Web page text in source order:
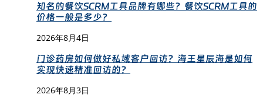
知名的餐饮SCRM工具品牌有哪些？餐饮SCRM工具的
价格一般是多少？
2026年8月4日
门诊药房如何做好私域客户回访？海王星辰海是如何
实现快速精准回访的？
2026年8月3日